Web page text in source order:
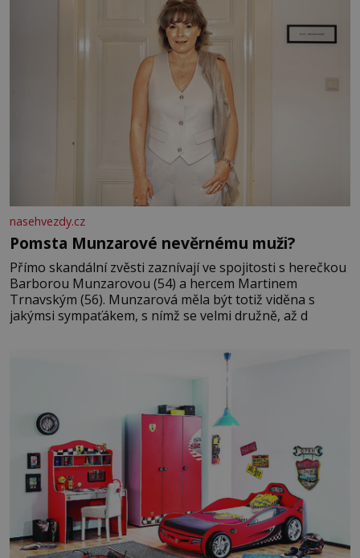
nasehvezdy.cz
Pomsta Munzarové nevěrnému muži?
Přímo skandální zvěsti zaznívají ve spojitosti s herečkou
Barborou Munzarovou (54) a hercem Martinem
Trnavským (56). Munzarová měla být totiž viděna s
jakýmsi sympaťákem, s nímž se velmi družně, až d